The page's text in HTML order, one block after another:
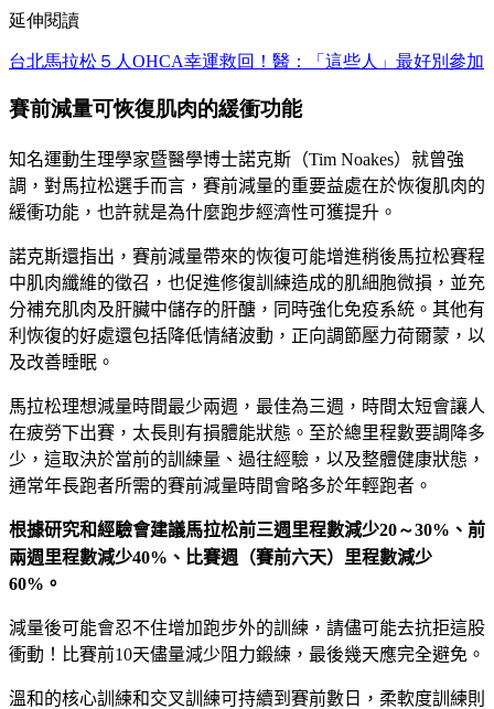
延伸閱讀
台北馬拉松５人OHCA幸運救回！醫：「這些人」最好別參加
賽前減量可恢復肌肉的緩衝功能
知名運動生理學家暨醫學博士諾克斯（Tim Noakes）就曾強
調，對馬拉松選手而言，賽前減量的重要益處在於恢復肌肉的
緩衝功能，也許就是為什麼跑步經濟性可獲提升。
諾克斯還指出，賽前減量帶來的恢復可能增進稍後馬拉松賽程
中肌肉纖維的徵召，也促進修復訓練造成的肌細胞微損，並充
分補充肌肉及肝臟中儲存的肝醣，同時強化免疫系統。其他有
利恢復的好處還包括降低情緒波動，正向調節壓力荷爾蒙，以
及改善睡眠。
馬拉松理想減量時間最少兩週，最佳為三週，時間太短會讓人
在疲勞下出賽，太長則有損體能狀態。至於總里程數要調降多
少，這取決於當前的訓練量、過往經驗，以及整體健康狀態，
通常年長跑者所需的賽前減量時間會略多於年輕跑者。
根據研究和經驗會建議馬拉松前三週里程數減少20～30% 、前
兩週里程數減少40% 、比賽週（賽前六天）里程數減少
60% 。
減量後可能會忍不住增加跑步外的訓練，請儘可能去抗拒這股
衝動！比賽前10天儘量減少阻力鍛練，最後幾天應完全避免。
溫和的核心訓練和交叉訓練可持續到賽前數日，柔軟度訓練則